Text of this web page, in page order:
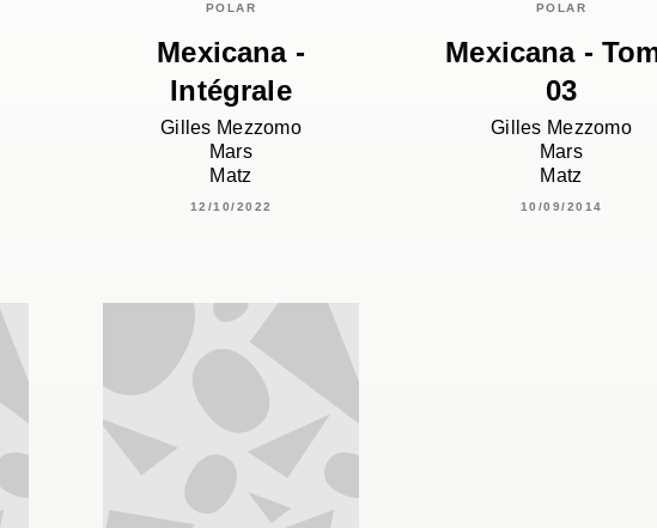
POLAR
Mexicana -
Intégrale
Gilles Mezzomo
Mars
Matz
12/10/2022
POLAR
Mexicana -
03
Gilles Mezzomo
Mars
Matz
10/09/2014